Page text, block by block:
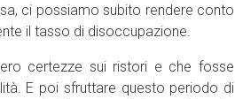
ci possiamo subito rendere conto
il tasso di disoccupazione.
certezze sui ristori e che fosse
E poi sfruttare questo periodo di